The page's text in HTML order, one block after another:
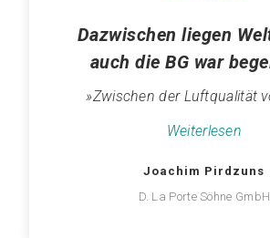
Dazwischen liegen
auch die BG war
»Zwischen der Luftqualität
Weiterlesen
Joachim Pirdzuns
D. La Porte Söhne GmbH